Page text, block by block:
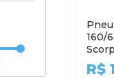
160/
-
R$